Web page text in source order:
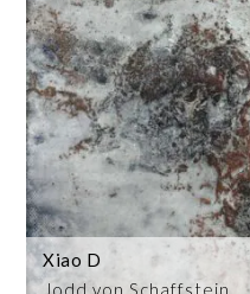
Jodd von Schaffstein
Xiao D